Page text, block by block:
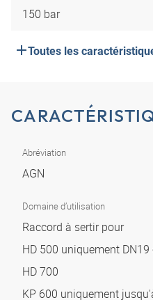
150 bar
Toutes les
Abréviation
AGN
Domaine d’utilisation
Raccord à sertir pour
HD 500 uniquement DN19
HD 700
KP 600 uniquement